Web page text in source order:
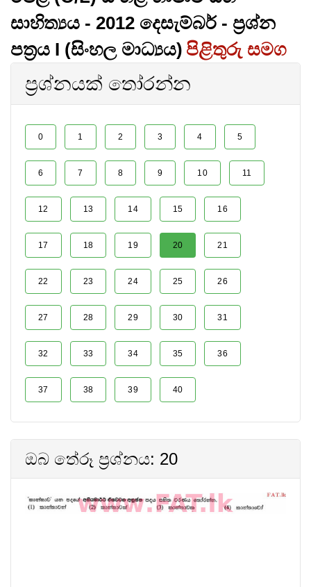
සාහිත්‍යය - 2012 දෙසැම්බර් - ප්‍රශ්න
පත්‍රය I (සිංහල මාධ්‍යය) පිළිතුරු සමග
ප්‍රශ්නයක් තෝරන්න
0 1 2 3 4 5
6 7 8 9 10 11
12 13 14 15 16
17 18 19 20 21
22 23 24 25 26
27 28 29 30 31
32 33 34 35 36
37 38 39 40
ඔබ තේරූ ප්‍රශ්නය: 20